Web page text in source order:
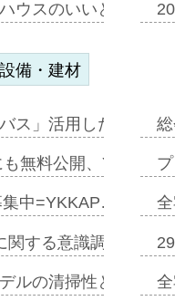
ウスのいいとこどり
設備・建材
ス」活用した新入浴
無料公開、YKKAP
中=YKKAP…
関する意識調査
ルの清掃性と安全